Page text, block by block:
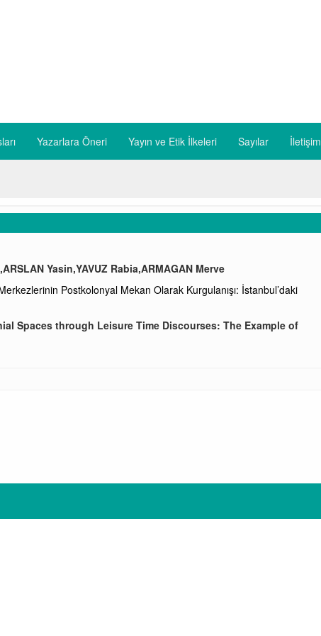
​Yazarlara Öneri ​Yayın ve Etik İlkeleri Sayılar İletişim
Yasin,YAVUZ Rabia,ARMAGAN Merve
Postkolonyal Mekan Olarak Kurgulanışı: İstanbul’daki
Spaces through Leisure Time Discourses: The Example of